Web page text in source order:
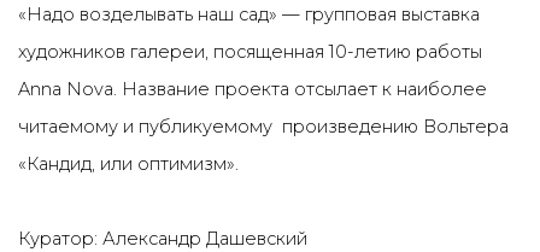
«Надо возделывать наш сад» — групповая выставка
художников галереи, посященная 10-летию работы
Anna Nova. Название проекта отсылает к наиболее
читаемому и публикуемому произведению Вольтера
«Кандид, или оптимизм».
Куратор: Александр Дашевский